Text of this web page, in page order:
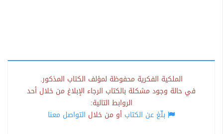
الملكية الفكرية محفوظة لمؤلف الكتاب المذكور.
في حالة وجود مشكلة بالكتاب الرجاء الإبلاغ من خلال أحد
الروابط التالية:
بلّغ عن الكتاب أو من خلال التواصل معنا